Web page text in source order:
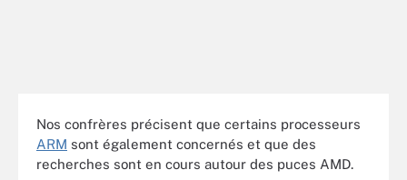
Nos confrères précisent que certains processeurs
ARM sont également concernés et que des
recherches sont en cours autour des puces AMD.